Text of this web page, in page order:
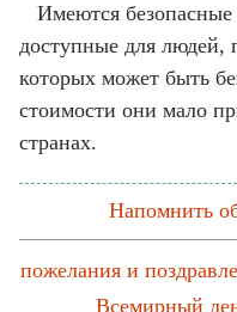
Имеются
доступные для
которых может быть
стоимости они мало
странах.
Напомнить
пожелания и
Всемирный